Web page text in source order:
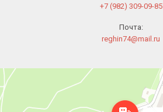
+7 (982) 309-09-85
Почта:
reghin74@mail.ru
Челябинск
Переулок Лермонтова, 1 — Яндекс Карты